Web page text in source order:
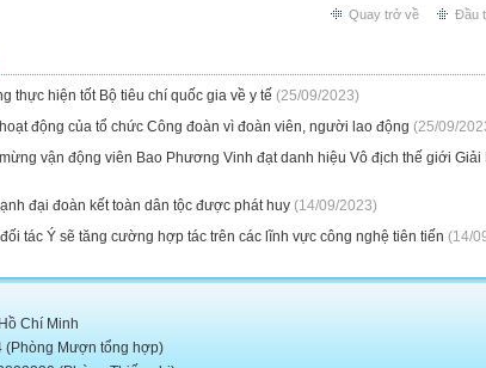
Đầu
Quay trở về
thực hiện tốt Bộ tiêu chí quốc gia về y tế (25/09/2023)
động của tổ chức Công đoàn vì đoàn viên, người lao động (25/09/
vận động viên Bao Phương Vinh đạt danh hiệu Vô địch thế giới
đại đoàn kết toàn dân tộc được phát huy (14/09/2023)
tác Ý sẽ tăng cường hợp tác trên các lĩnh vực công nghệ tiên tiến (14/
Chí Minh
(Phòng Mượn tổng hợp)